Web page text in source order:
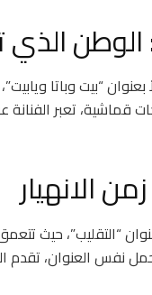
الوطن
بعنوان “بيت وباتا
قماشية، تعبر
الانهيار
“التقليب”، حيث
كتاب فني يحمل نفس